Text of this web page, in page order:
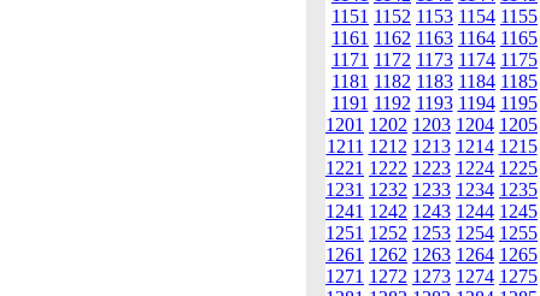
1151 1152 1153 1154 1155
1161 1162 1163 1164 1165
1171 1172 1173 1174 1175
1181 1182 1183 1184 1185
1191 1192 1193 1194 1195
1201 1202 1203 1204 1205
1211 1212 1213 1214 1215
1221 1222 1223 1224 1225
1231 1232 1233 1234 1235
1241 1242 1243 1244 1245
1251 1252 1253 1254 1255
1261 1262 1263 1264 1265
1271 1272 1273 1274 1275